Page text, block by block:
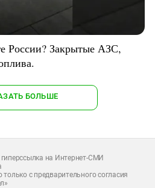
России? Закрытые АЗС,
БОЛЬШЕ
на Интернет-СМИ
с предварительного согласия